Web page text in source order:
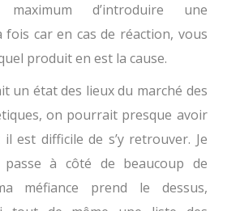
d’introduire une
fois car en cas de réaction, vous
produit en est la cause.
un état des lieux du marché des
on pourrait presque avoir
est difficile de s’y retrouver. Je
à côté de beaucoup de
méfiance prend le dessus,